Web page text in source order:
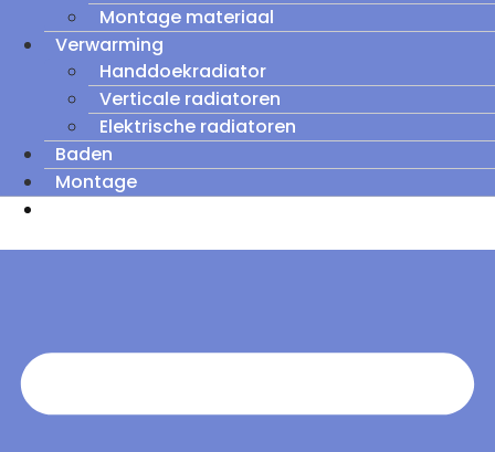
Montage materiaal
Verwarming
Handdoekradiator
Verticale radiatoren
Elektrische radiatoren
Baden
Montage